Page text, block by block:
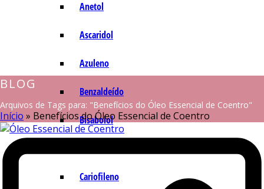
Anetol
Ascaridol
Azuleno
Benzaldeído
Bisabolol
Cariofileno
BLOG
Arquivos de Tags para: "Benefícios do Óleo Essencial de Coentro"
Início » Benefícios do Óleo Essencial de Coentro